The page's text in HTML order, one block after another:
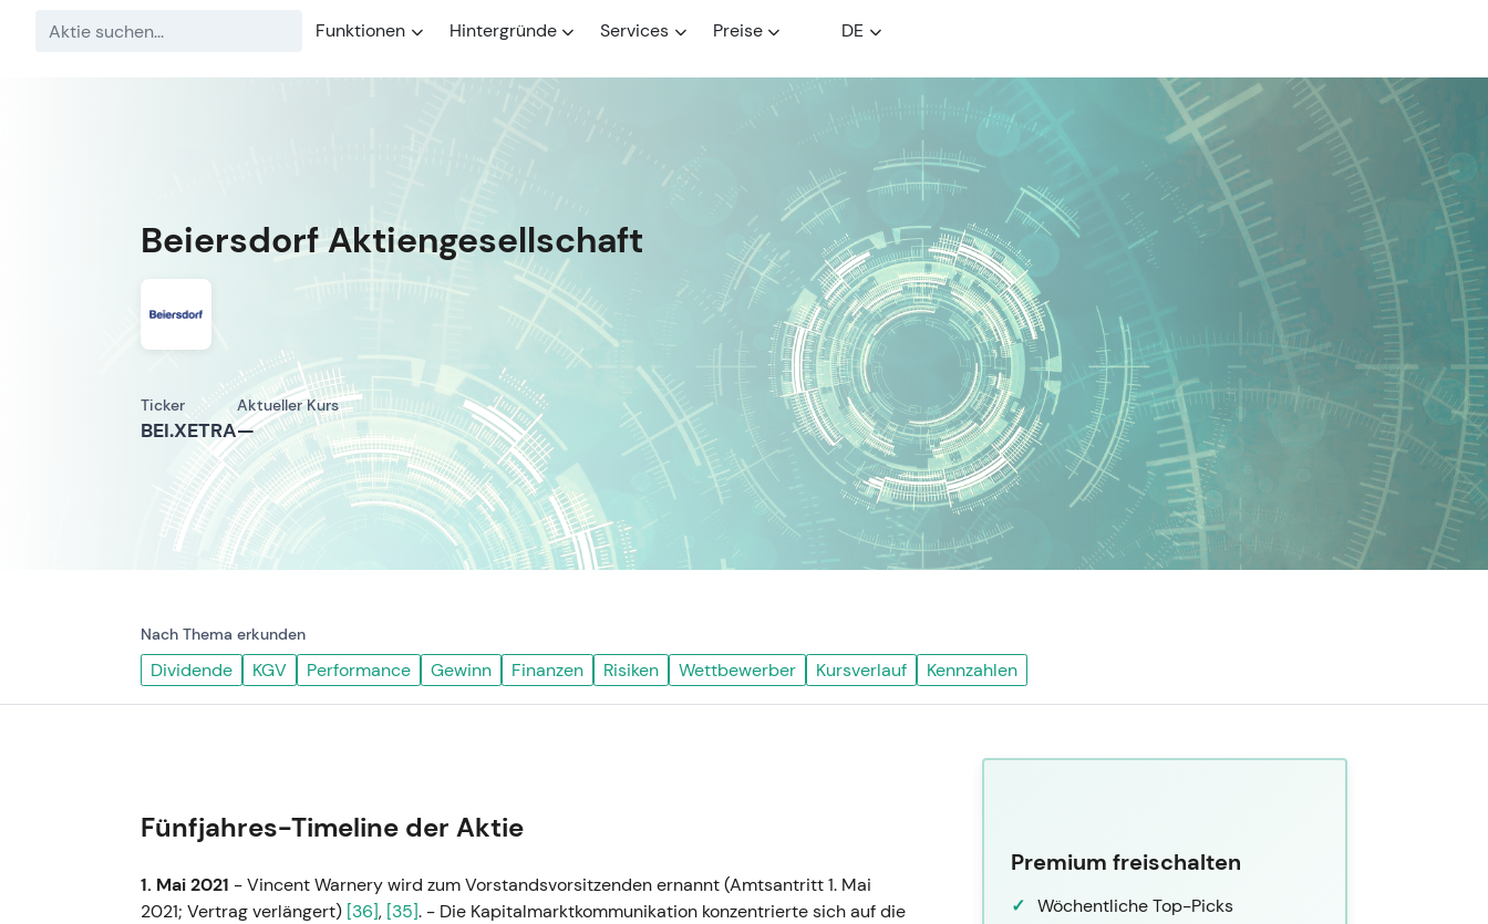
Funktionen Hintergründe Services Preise DE
Beiersdorf Aktiengesellschaft
Ticker
BEI.XETRA
Aktueller Kurs
—
Nach Thema erkunden
Dividende KGV Performance Gewinn Finanzen Risiken Wettbewerber Kursverlauf Kennzahlen
Fünfjahres-Timeline der Aktie
1. Mai 2021 - Vincent Warnery wird zum Vorstandsvorsitzenden ernannt (Amtsantritt 1. Mai
2021; Vertrag verlängert) [36], [35]. - Die Kapitalmarktkommunikation konzentrierte sich auf die
Premium freischalten
Wöchentliche Top-Picks